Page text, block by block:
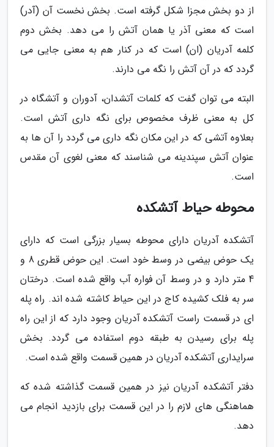
از دو بخش مجزا شکل گرفته است. بخش نخست آن (آدر)
است که معنی آذر یا همان آتش را می دهد. بخش دوم
کلمه آدریان (ان) است که در کنار هم به معنی جایی می
گردد که در آن آتش را نگه می دارند.
البته می توان گفت که کلمات آتشدان، آدوران و آتشگاه در
کل به معنی ظرف مخصوص برای نگه داری آتش است.
بعلاوه آتشی که در این مکان نگه داری می گردد را آن ها به
عنوان آتش سپندینه می شناسند که معنی لغوی آن مقدس
است.
محوطه حیاط آتشکده
آتشکده آدریان دارای محوطه بسیار بزرگی است که دارای
یک حوض بیضی در وسط خود است. این حوض قطری 8 و
4 متر دارد و در وسط آن فواره آب واقع شده است. درختان
سر به فلک کشیده کاج در این حیاط کاشته شده اند. راه پله
ای در قسمت راست آتشکده آدریان وجود دارد که از این راه
پله برای رسیدن به طبقه دوم استفاده می گردد. بخش
سرایداری آتشکده آدریان در همین قسمت واقع شده است.
دفتر آتشکده آدریان نیز در همین قسمت گذاشته شده که
هماهنگی های لازم را در این قسمت برای بازدید انجام می
دهد.